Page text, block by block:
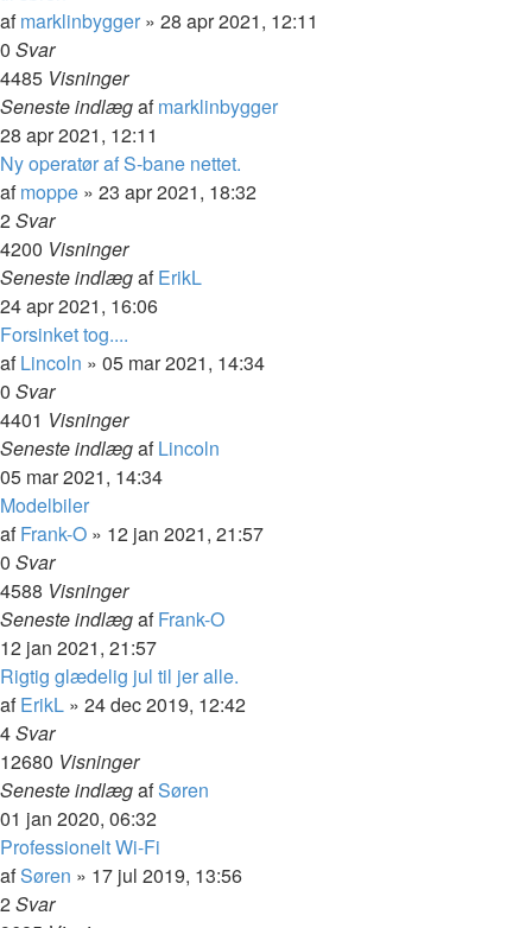
afmarklinbygger » 28 apr 2021, 12:11
0 Svar
4485 Visninger
Seneste indlægafmarklinbygger
28 apr 2021, 12:11
Ny operatør af S-bane nettet.
afmoppe » 23 apr 2021, 18:32
2Svar
4200 Visninger
Seneste indlægafErikL
24 apr 2021, 16:06
Forsinket tog....
afLincoln » 05 mar 2021, 14:34
0 Svar
4401 Visninger
Seneste indlægafLincoln
05 mar 2021, 14:34
Modelbiler
afFrank-O » 12 jan 2021, 21:57
0 Svar
4588 Visninger
Seneste indlægafFrank-O
12 jan 2021, 21:57
Rigtig glædelig jul til jer alle.
afErikL » 24 dec 2019, 12:42
4Svar
12680 Visninger
Seneste indlægafSøren
01 jan 2020, 06:32
Professionelt Wi-Fi
afSøren » 17 jul 2019, 13:56
2Svar